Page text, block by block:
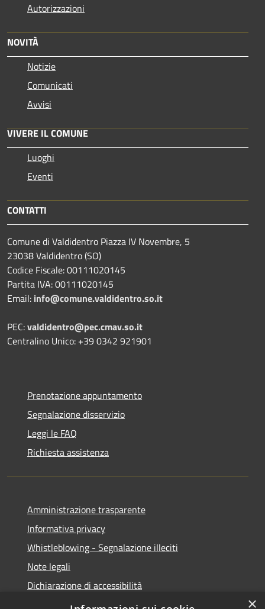
Autorizzazioni
NOVITÀ
Notizie
Comunicati
Avvisi
VIVERE IL COMUNE
Luoghi
Eventi
CONTATTI
Comune di Valdidentro Piazza IV Novembre, 5
23038 Valdidentro (SO)
Codice Fiscale: 00111020145
Partita IVA: 00111020145
Email: info@comune.valdidentro.so.it
PEC:valdidentro@pec.cmav.so.it
Centralino Unico: +39 0342 921901
Prenotazione appuntamento
Segnalazione disservizio
Leggi le FAQ
Richiesta assistenza
Amministrazione trasparente
Informativa privacy
Whistleblowing - Segnalazione illeciti
Note legali
Dichiarazione di accessibilità
Segnalazione di inaccessibilità
×